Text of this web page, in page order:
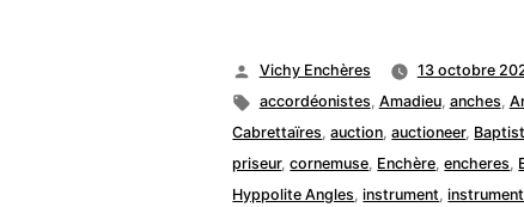
Publié
par
Vichy Enchères 13 octobre
Étiquettes :
accordéonistes, Amadieu, anches,
Cabrettaïres,auction,auctioneer,
priseur,cornemuse, Enchère,encheres,
Hyppolite Angles,instrument,